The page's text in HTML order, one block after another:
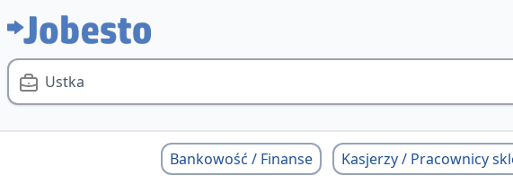
Ustka
Bankowość / Finanse Kasjerzy / Pracownicy